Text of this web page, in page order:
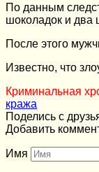
По данным
шоколадок и два
После этого
Известно, что
Криминальная
кража
Поделись с
Добавить
Имя